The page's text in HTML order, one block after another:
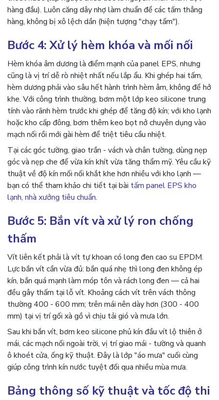
hàng đầu). Luôn căng dây nhợ làm chuẩn để các tấm thẳng
hàng, không bị xô lệch dần (hiện tượng "chạy tấm").
Bước 4: Xử lý hèm khóa và mối nối
Hèm khóa âm dương là điểm mạnh của panel EPS, nhưng
cũng là vị trí dễ rò nhiệt nhất nếu lắp ẩu. Khi ghép hai tấm,
hèm dương phải vào sâu hết hành trình hèm âm, không để hở
khe. Với công trình thường, bơm một lớp keo silicone trung
tính vào rãnh hèm trước khi ghép để tăng độ kín; với kho lạnh
hoặc kho cấp đông, bơm thêm keo bọt nở chuyên dụng vào
mạch nối rồi mới gài hèm để triệt tiêu cầu nhiệt.
Tại các góc tường, giao trần - vách và chân tường, dùng nẹp
góc và nẹp che để vừa kín khít vừa tăng thẩm mỹ. Yêu cầu kỹ
thuật về độ kín mối nối khắt khe hơn nhiều với kho lạnh —
bạn có thể tham khảo chi tiết tại bài tấm panel EPS kho
lạnh, nhà xưởng tiêu chuẩn.
Bước 5: Bắn vít và xử lý ron chống
thấm
Vít liên kết phải là vít tự khoan có long đen cao su EPDM.
Lực bắn vít cần vừa đủ: bắn quá nhẹ thì long đen không ép
kín, bắn quá mạnh làm móp tôn và rách long đen — cả hai
đều gây thấm tại lỗ vít. Khoảng cách vít trên vách thông
thường 400 - 600 mm; trên mái nên dày hơn (300 - 400
mm) tại vị trí gối xà gồ vì chịu tải gió và mưa lớn.
Sau khi bắn vít, bơm keo silicone phủ kín đầu vít lộ thiên ở
mái, các mạch nối ngoài trời, vị trí giao mái - tường và quanh
ô khoét cửa, ống kỹ thuật. Đây là lớp "áo mưa" cuối cùng
giúp công trình kín nước tuyệt đối qua nhiều mùa mưa.
Bảng thông số kỹ thuật và tốc độ thi